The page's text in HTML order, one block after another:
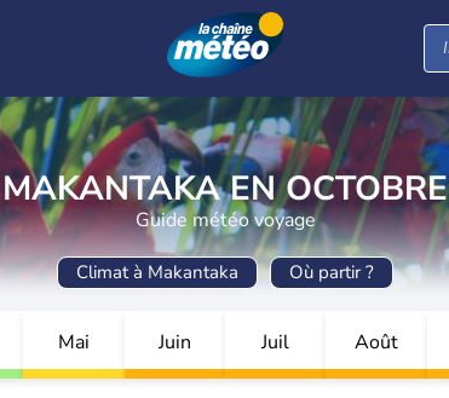
MAKANTAKA EN OCTOBRE
Guide météo voyage
Climat à Makantaka Où partir ?
Mai Juin Juil Août